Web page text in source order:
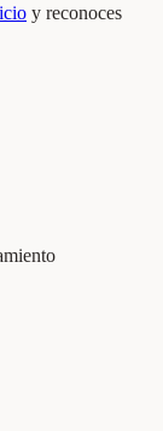
y reconoces